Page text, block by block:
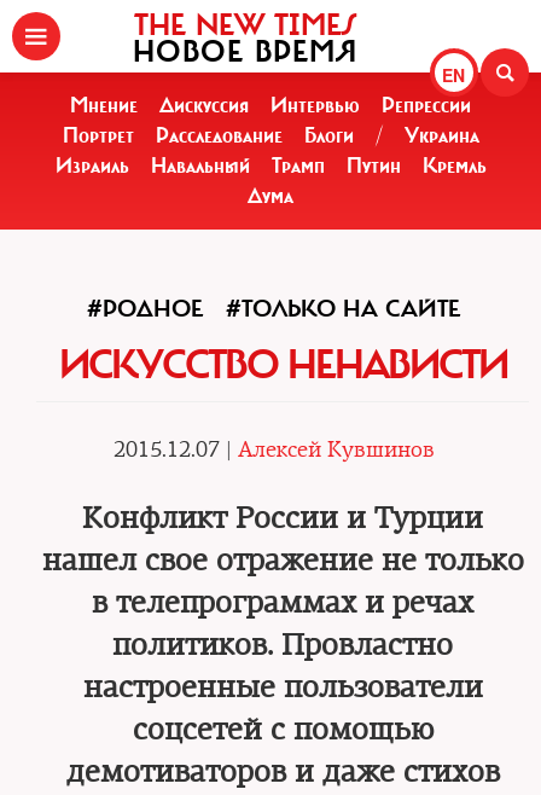
EN
THE NEW TIMES
НОВОЕ ВРЕМЯ
Мнение Дискуссия Интервью
Репрессии
Портрет
Расследование Блоги /
Украина
Израиль
Навальный Трамп Путин
Кремль
Дума
#РОДНОЕ #ТОЛЬКО НА САЙТЕ
ИСКУССТВО НЕНАВИСТИ
2015.12.07 | Алексей Кувшинов
Конфликт России и Турции
нашел свое отражение не только
в телепрограммах и речах
политиков. Провластно
настроенные пользователи
соцсетей с помощью
демотиваторов и даже стихов